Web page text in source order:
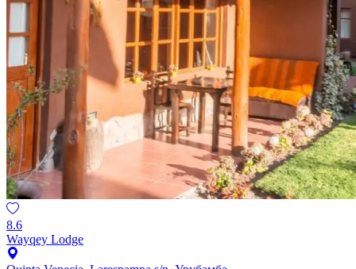
8.6
Wayqey Lodge